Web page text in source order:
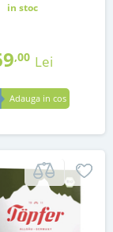
in stoc
,00 Lei
Adauga in cos